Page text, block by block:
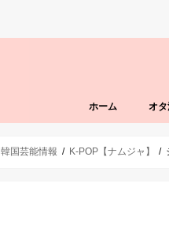
ホーム オ
韓国芸能情報 K-POP【ナムジャ】